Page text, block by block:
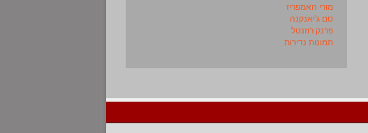
מורי האמפריז
סם ג'יאנקנה
פרנק רוזנטל
תמונות נדירות